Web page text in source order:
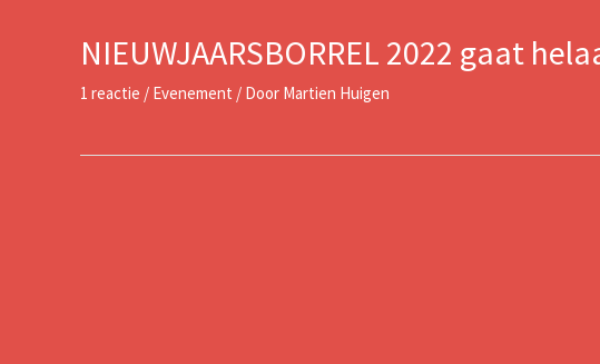
NIEUWJAARSBORREL 2022 gaat
1 reactie / Evenement / Door Martien Huigen